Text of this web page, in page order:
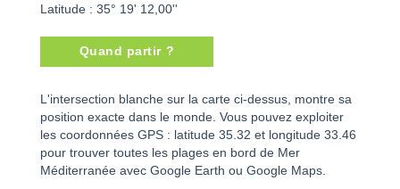
Latitude : 35° 19' 12,00''
Quand partir ?
L'intersection blanche sur la carte ci-dessus, montre sa
position exacte dans le monde. Vous pouvez exploiter
les coordonnées GPS : latitude 35.32 et longitude 33.46
pour trouver toutes les plages en bord de Mer
Méditerranée avec Google Earth ou Google Maps.